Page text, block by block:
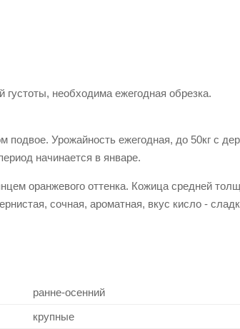
необходима ежегодная обрезка.
подвое. Урожайность ежегодная, до 50кг с
начинается в январе.
оранжевого оттенка. Кожица средней
сочная, ароматная, вкус кисло -
ранне-осенний
крупные